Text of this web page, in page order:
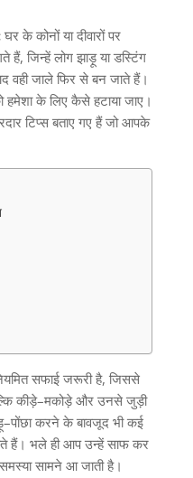
घर के कोनों या दीवारों पर
हैं, जिन्हें लोग झाड़ू या डस्टिंग
वही जाले फिर से बन जाते हैं।
हमेशा के लिए कैसे हटाया जाए।
टिप्स बताए गए हैं जो आपके
सफाई जरूरी है, जिससे
कीड़े–मकोड़े और उनसे जुड़ी
–पोंछा करने के बावजूद भी कई
हैं। भले ही आप उन्हें साफ कर
सामने आ जाती है।